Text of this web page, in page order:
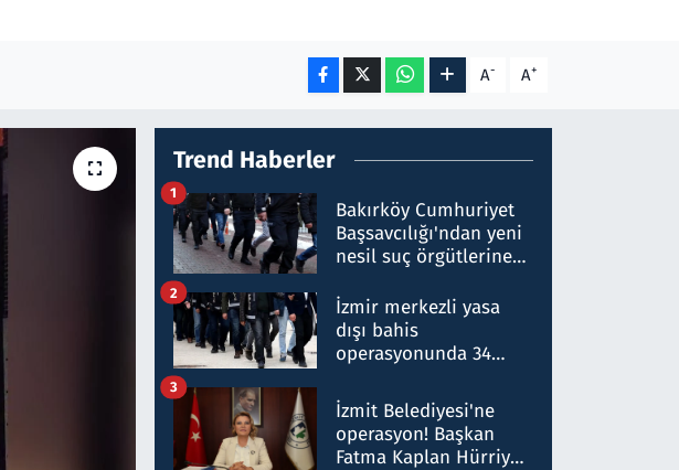
A- A+
Trend Haberler
Bakırköy Cumhuriyet
Başsavcılığı'ndan yeni
nesil suç örgütlerine
hakkında gözaltı kararı
1
İzmir merkezli yasa
dışı bahis
operasyonunda 34
Milyar liralık para
trafiği tespit edildi
2
İzmit Belediyesi'ne
operasyon! Başkan
Fatma Kaplan Hürriyet
3